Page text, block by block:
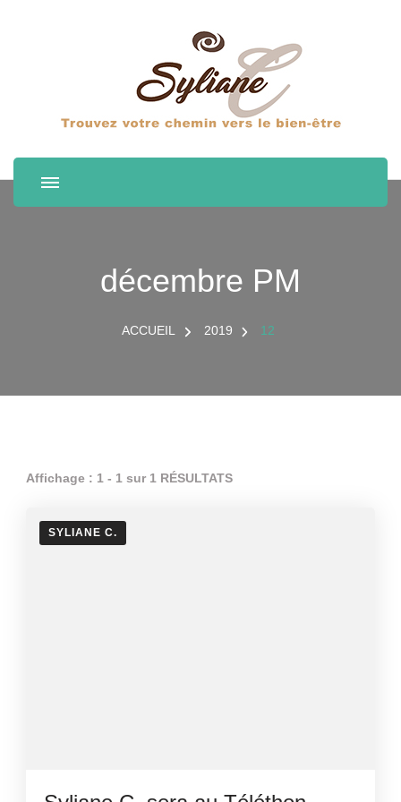
décembre PM
ACCUEIL 2019 12
Affichage : 1 - 1 sur 1 RÉSULTATS
SYLIANE C.